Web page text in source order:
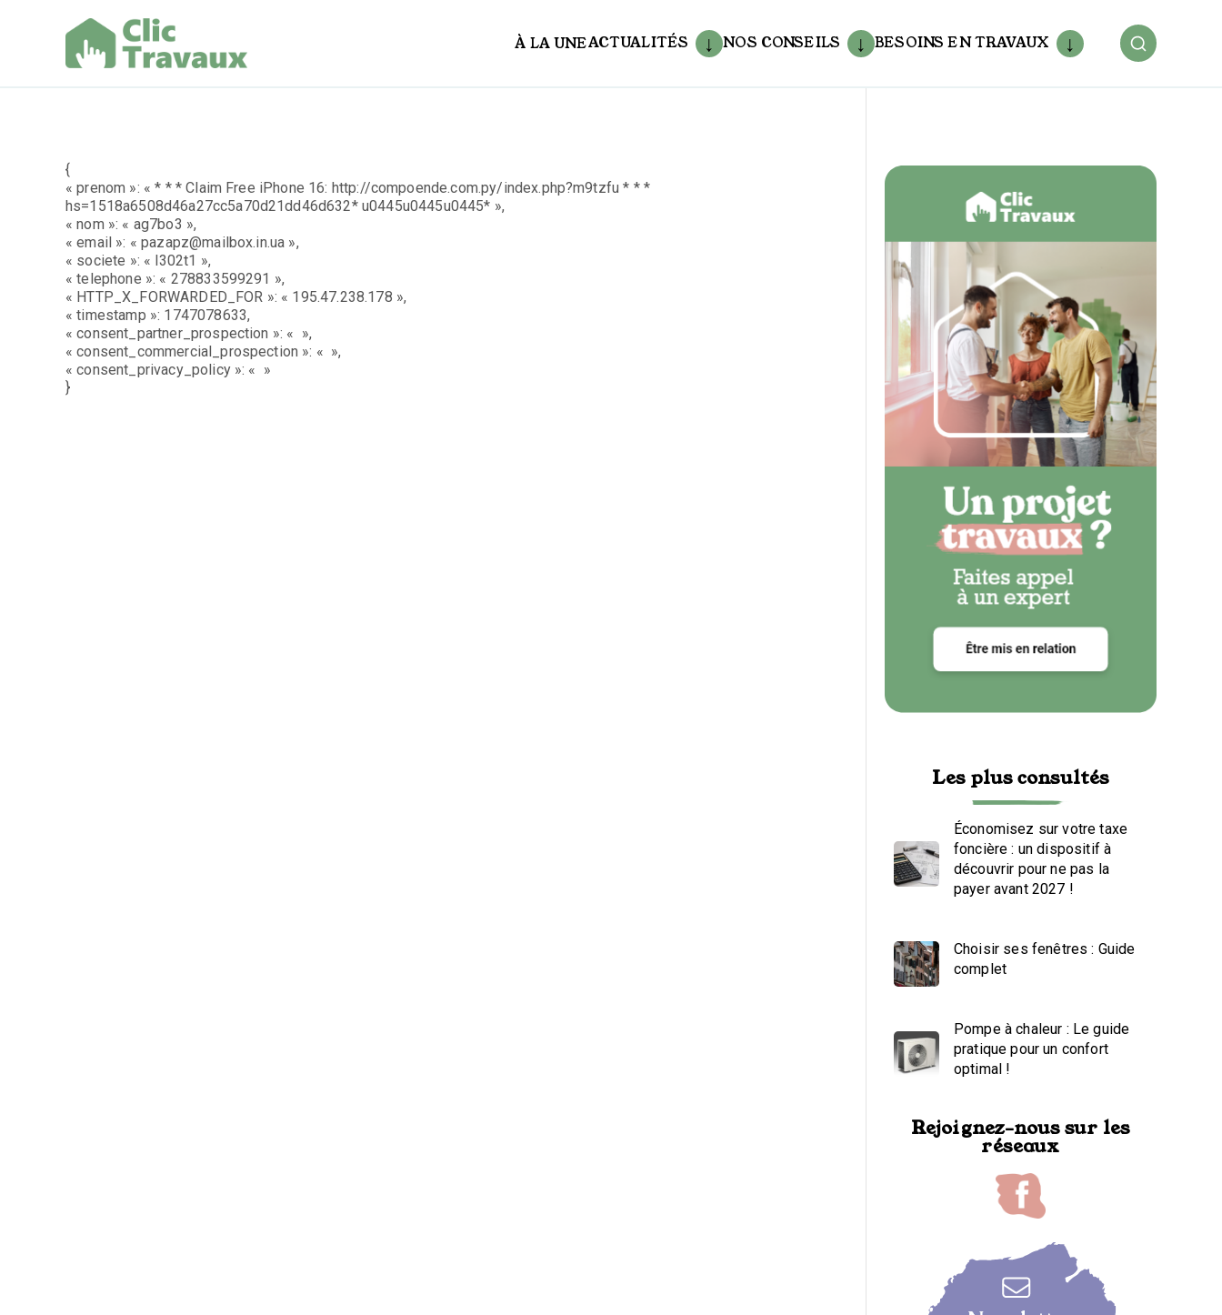
À LA UNEACTUALITÉS NOS CONSEILS BESOINS EN TRAVAUX
{
« prenom »: « * * * Claim Free iPhone 16: http://compoende.com.py/index.php?m9tzfu * * *
hs=1518a6508d46a27cc5a70d21dd46d632* u0445u0445u0445* »,
« nom »: « ag7bo3 »,
« email »: « pazapz@mailbox.in.ua »,
« societe »: « l302t1 »,
« telephone »: « 278833599291 »,
« HTTP_X_FORWARDED_FOR »: « 195.47.238.178 »,
« timestamp »: 1747078633,
« consent_partner_prospection »: « »,
« consent_commercial_prospection »: « »,
« consent_privacy_policy »: « »
}
Les plus consultés
Économisez sur votre taxe
foncière : un dispositif à
découvrir pour ne pas la
payer avant 2027 !
Choisir ses fenêtres : Guide
complet
Pompe à chaleur : Le guide
pratique pour un confort
optimal !
Rejoignez-nous sur les
réseaux